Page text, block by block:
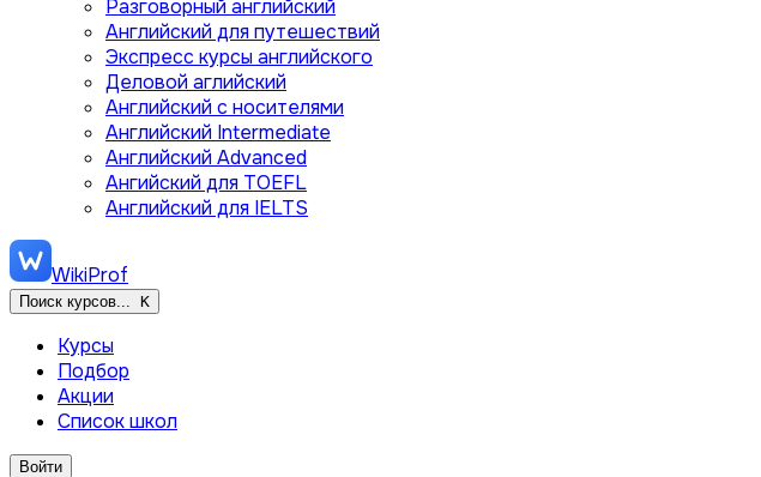
Разговорный английский
Английский для путешествий
Экспресс курсы английского
Деловой аглийский
Английский с носителями
Английский Intermediate
Английский Advanced
Ангийский для TOEFL
Английский для IELTS
WikiProf
Поиск курсов... K
Курсы
Подбор
Акции
Список школ
Войти